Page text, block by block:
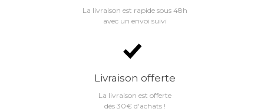
La livraison est rapide sous 48h
avec un envoi suivi
Livraison offerte
La livraison est offerte
dés 30€ d'achats !